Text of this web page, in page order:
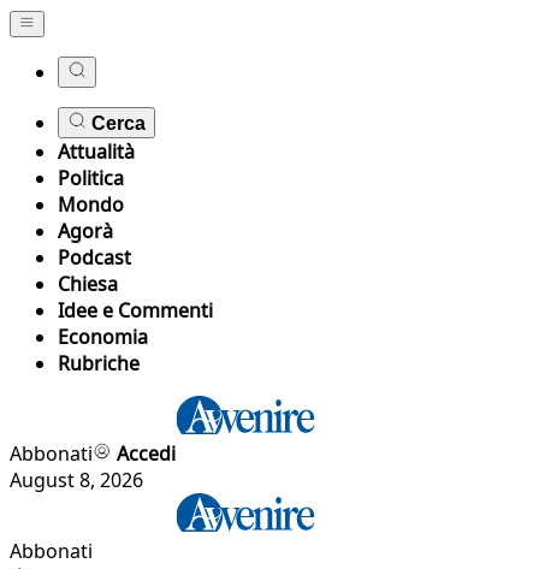
Cerca
Attualità
Politica
Mondo
Agorà
Podcast
Chiesa
Idee e Commenti
Economia
Rubriche
Abbonati
Accedi
August 8, 2026
Abbonati